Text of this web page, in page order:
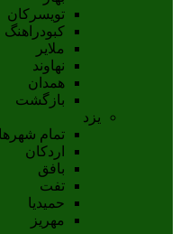
تويسرکان
کبودراهنگ
ملاير
نهاوند
همدان
بازگشت
یزد
تمام شهر‌ها
اردکان
بافق
تفت
حميديا
مهریز